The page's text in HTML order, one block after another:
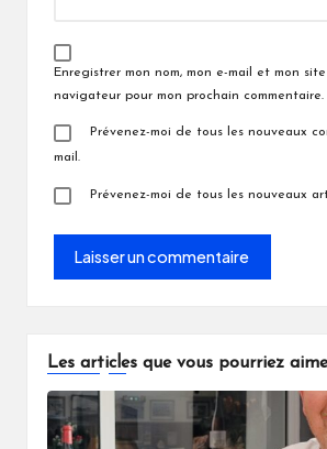
Enregistrer mon nom, mon e-mail et mon
navigateur pour mon prochain commentaire.
Prévenez-moi de tous les nouveaux
mail.
Prévenez-moi de tous les nouveaux
Les articles que vous pourriez